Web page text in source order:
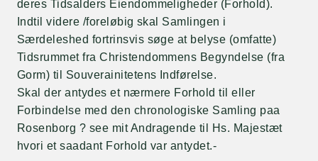
deres Tidsalders Eiendommeligheder (Forhold).
Indtil videre /foreløbig skal Samlingen i
Særdeleshed fortrinsvis søge at belyse (omfatte)
Tidsrummet fra Christendommens Begyndelse (fra
Gorm) til Souverainitetens Indførelse.
Skal der antydes et nærmere Forhold til eller
Forbindelse med den chronologiske Samling paa
Rosenborg ? see mit Andragende til Hs. Majestæt
hvori et saadant Forhold var antydet.-